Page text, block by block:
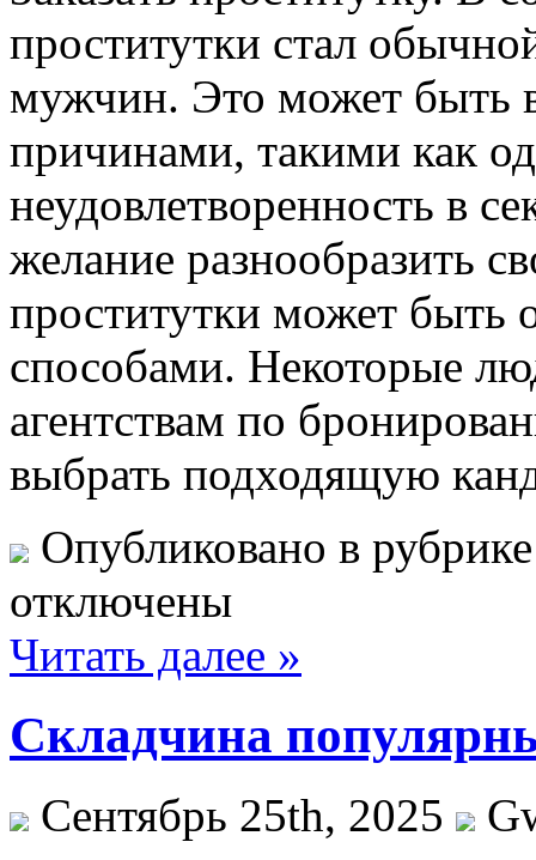
проститутки стал
мужчин. Это может быть
причинами, такими как
неудовлетворенность в
желание разнообразить
проститутки может быть
способами. Некоторые
агентствам по
выбрать подходящую
Опубликовано в
отключены
Читать далее »
Складчина
Сентябрь 25th, 2025